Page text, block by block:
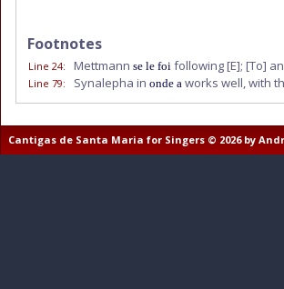
Footnotes
Line 24: Mettmann se le foi following[E]; [To]
Line 79: Synalepha in onde a works well, with
Cantigas de Santa Maria for Singers © 2026 by